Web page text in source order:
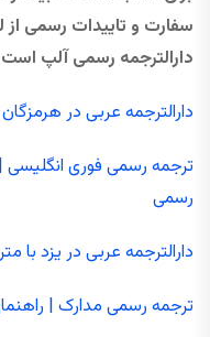
سفارت و تاییدات رسمی
دارالترجمه رسمی آلپ
دارالترجمه عربی در
ترجمه رسمی فوری انگلیسی
رسمی
دارالترجمه عربی در یزد با
ترجمه رسمی مدارک |